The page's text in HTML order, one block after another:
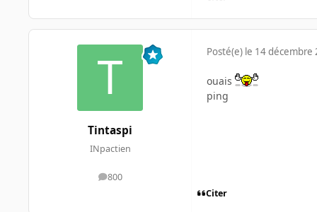
Tintaspi
INpactien
800
messages
Posté(e) le 14 décembre
ouais
ping
Citer